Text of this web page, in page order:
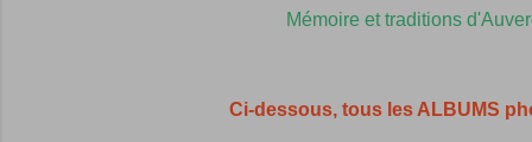
Mémoire et traditions
Ci-dessous, tous les ALBUMS